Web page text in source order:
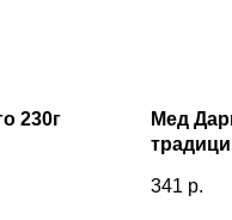
230г
Мед
341 р.